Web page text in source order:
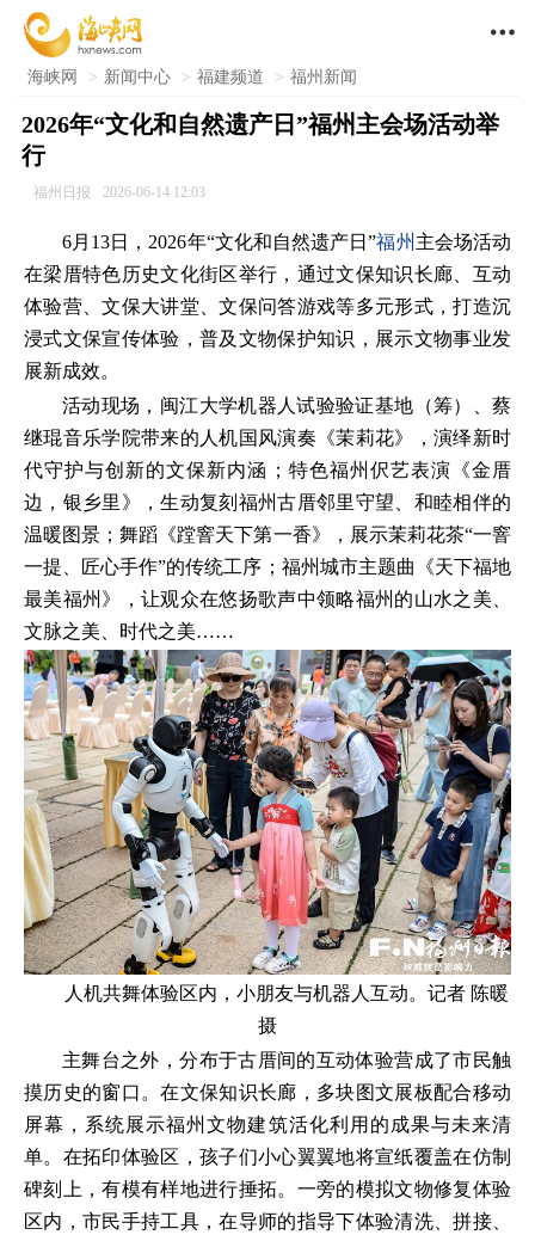

海峡网 > 新闻中心 > 福建频道 > 福州新闻
2026年“文化和自然遗产日”福州主会场活动举
行
福州日报 2026-06-14 12:03
6月13日，2026年“文化和自然遗产日”福州 主会场活动
在梁厝特色历史文化街区举行，通过文保知识长廊、互动
体验营、文保大讲堂、文保问答游戏等多元形式，打造沉
浸式文保宣传体验，普及文物保护知识，展示文物事业发
展新成效。
活动现场，闽江大学机器人试验验证基地（筹）、蔡
继琨音乐学院带来的人机国风演奏《茉莉花》，演绎新时
代守护与创新的文保新内涵；特色福州伬艺表演《金厝
边，银乡里》，生动复刻福州古厝邻里守望、和睦相伴的
温暖图景；舞蹈《蹚窨天下第一香》，展示茉莉花茶“一窨
一提、匠心手作”的传统工序；福州城市主题曲《天下福地
最美福州》，让观众在悠扬歌声中领略福州的山水之美、
文脉之美、时代之美……
人机共舞体验区内，小朋友与机器人互动。记者 陈暖
摄
主舞台之外，分布于古厝间的互动体验营成了市民触
摸历史的窗口。在文保知识长廊，多块图文展板配合移动
屏幕，系统展示福州文物建筑活化利用的成果与未来清
单。在拓印体验区，孩子们小心翼翼地将宣纸覆盖在仿制
碑刻上，有模有样地进行捶拓。一旁的模拟文物修复体验
区内，市民手持工具，在导师的指导下体验清洗、拼接、